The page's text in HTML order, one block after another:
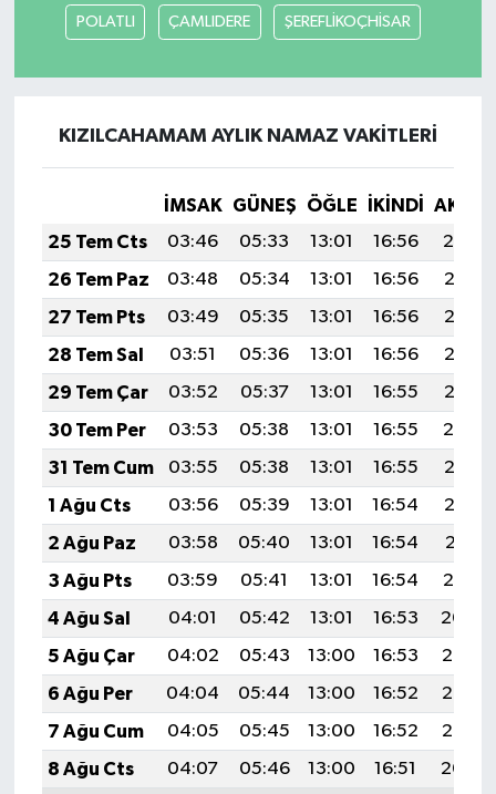
POLATLI ÇAMLIDERE ŞEREFLİKOÇHİSAR
KIZILCAHAMAM AYLIK NAMAZ VAKITLERI
İMSAK GÜNEŞ ÖĞLE İKINDI
25 Tem Cts
03:46 05:33 13:01 16:56
20:19
26 Tem Paz
03:48 05:34 13:01 16:56
20:18
27 Tem Pts
03:49 05:35 13:01 16:56
20:17
28 Tem Sal
03:51 05:36 13:01 16:56
20:16
29 Tem Çar
03:52 05:37 13:01 16:55
20:15
30 Tem Per
03:53 05:38 13:01 16:55
20:14
31 Tem Cum
03:55 05:38 13:01 16:55
20:13
1 Ağu Cts
03:56 05:39 13:01 16:54
20:12
2 Ağu Paz
03:58 05:40 13:01 16:54
20:11
3 Ağu Pts
03:59 05:41 13:01 16:54
20:10
4 Ağu Sal
04:01 05:42 13:01 16:53
20:09
5 Ağu Çar
04:02 05:43 13:00 16:53
20:08
6 Ağu Per
04:04 05:44 13:00 16:52
20:07
7 Ağu Cum
04:05 05:45 13:00 16:52
20:05
8 Ağu Cts
04:07 05:46 13:00 16:51
20:04